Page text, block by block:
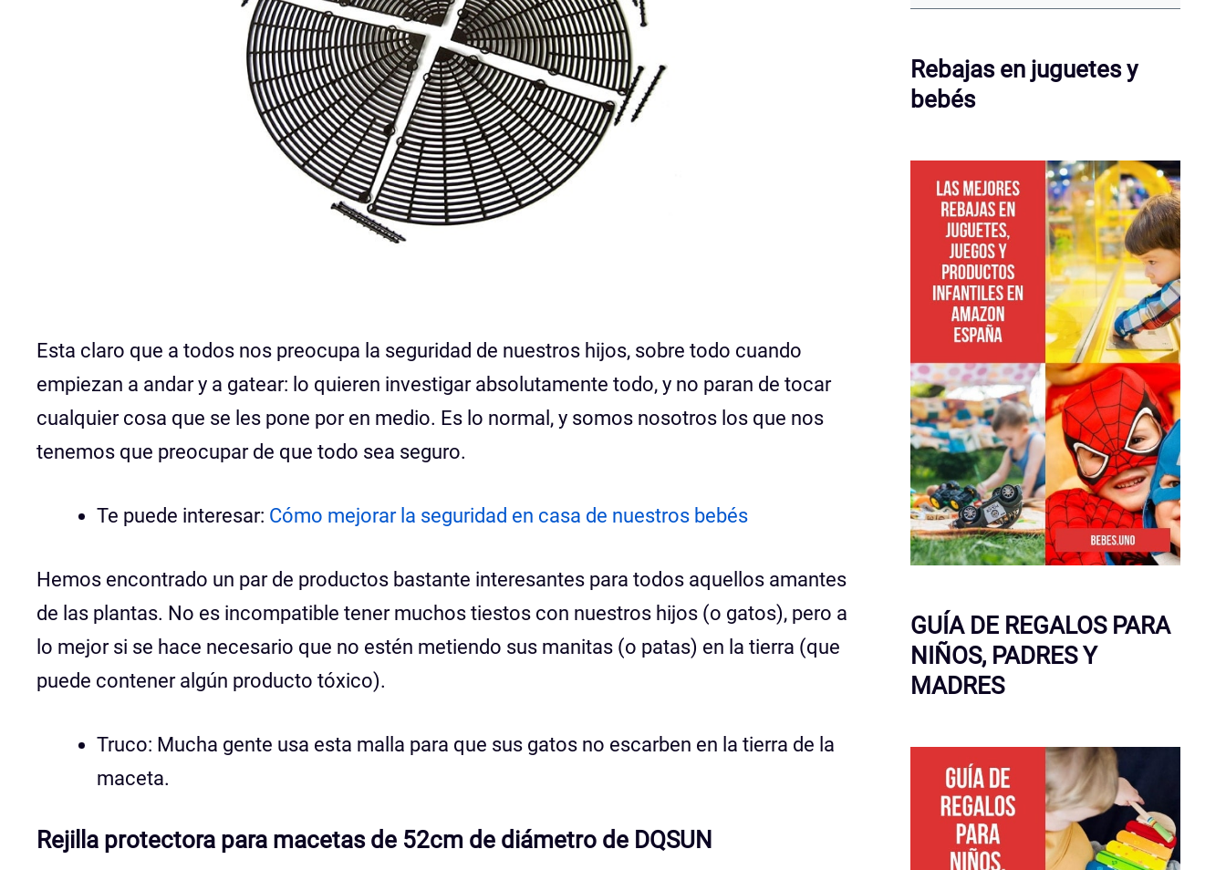
Esta claro que a todos nos preocupa la seguridad de nuestros hijos, sobre todo cuando
empiezan a andar y a gatear: lo quieren investigar absolutamente todo, y no paran de tocar
cualquier cosa que se les pone por en medio. Es lo normal, y somos nosotros los que nos
tenemos que preocupar de que todo sea seguro.
Te puede interesar: Cómo mejorar la seguridad en casa de nuestros bebés
Hemos encontrado un par de productos bastante interesantes para todos aquellos amantes
de las plantas. No es incompatible tener muchos tiestos con nuestros hijos (o gatos), pero a
lo mejor si se hace necesario que no estén metiendo sus manitas (o patas) en la tierra (que
puede contener algún producto tóxico).
Truco: Mucha gente usa esta malla para que sus gatos no escarben en la tierra de la
maceta.
Rejilla protectora para macetas de 52cm de diámetro de DQSUN
Rebajas en juguetes y
bebés
GUÍA DE REGALOS PARA
NIÑOS, PADRES Y
MADRES